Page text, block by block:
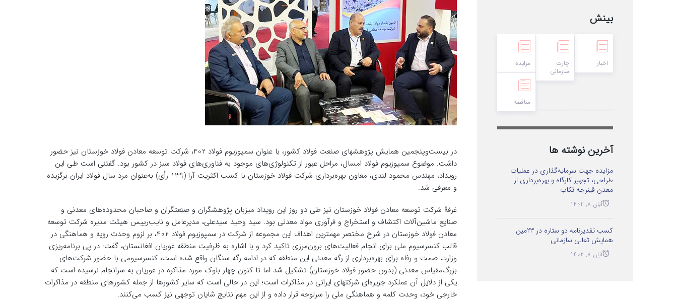
در بیست‌وپنجمین همایش پژوهشهای صنعت فولاد کشور، با عنوان سمپوزیوم فولاد 402، شرکت توسعه معادن فولاد خوزستان نیز حضور
داشت. موضوع سمپوزیوم فولاد امسال، مراحل عبور از تکنولوژی‌های موجود به فناوری‌های فولاد سبز در کشور بود. گفتنی است طی این
رویداد، مهندس محمود لندی، معاون بهره‌برداری شرکت فولاد خوزستان با کسب اکثریت آرا (139 رأی) به‌عنوان مرد سال فولاد ایران برگزیده
و معرفی شد.
غرفۀ شرکت توسعه معادن فولاد خوزستان نیز طی دو روز این رویداد میزبان پژوهشگران و صنعتگران و صاحبان محدوده‌های معدنی و
صنایع ماشین‌آلات اکتشاف و استخراج و فرآوری مواد معدنی بود. سید وحید سیدعلی، مدیرعامل و نایب‌رییس هیئت مدیره شرکت توسعه
معادن فولاد خوزستان در شرح مختصر مهمترین اهداف این مجموعه از شرکت در سمپوزیوم فولاد 402، بر لزوم وحدت رویه و هماهنگی در
قالب کنسرسیوم ملی برای انجام فعالیت‌های برون‌مرزی تاکید کرد و با اشاره به ظرفیت منطقه غوریان افغانستان، گفت: در پی برنامه‌ریزی
وزارت صمت و رفاه برای بهره‌برداری از رگه معدنی این منطقه که در ادامه رگه سنگان واقع شده است، کنسرسیومی با حضور شرکت‌های
بزرگ‌مقیاس معدنی (بدون حضور فولاد خوزستان) تشکیل شد اما تا کنون چهار بلوک مورد مذاکره در غوریان به سرانجام نرسیده است که
یکی از دلایل آن عملکرد جزیره‌ای شرکتهای ایرانی در مذاکرات است؛ این در حالی است که سایر کشورها از جمله کشورهای منطقه در مذاکرات
خارجی خود، وحدت کلمه و هماهنگی ملی را سرلوحه قرار داده و از این مهم نتایج شایان توجهی نیز کسب می‌کنند.
بینش
اخبار
چارت
سازمانی
مزایده
مناقصه
آخرین نوشته ها
مزایده جهت سرمایه‌گذاری در عملیات
طراحی، تجهیز کارگاه و بهره‌برداری از
معدن قینرجه تکاب
آبان 8, 1402
کسب تقدیرنامه دو ستاره در 23مین
همایش تعالی سازمانی
آبان 8, 1402